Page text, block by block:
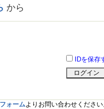
から
IDを保存
フォームよりお問い合わせください